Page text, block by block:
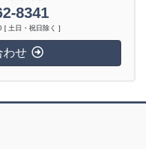
8341
[ 土日・祝日除く ]
わせ